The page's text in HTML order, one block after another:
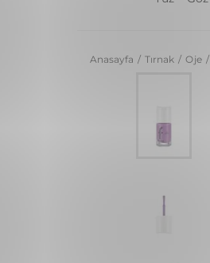
Anasayfa / Tırnak / Oje /